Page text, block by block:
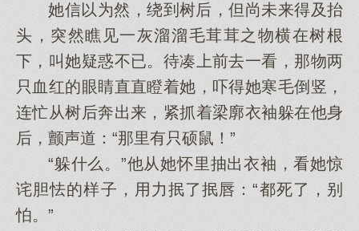
她信以为然，绕到树后，但尚未来得及抬
头，突然瞧见一灰溜溜毛茸茸之物横在树根
下，叫她疑惑不已。待凑上前去一看，那物两
只血红的眼睛直直瞪着她，吓得她寒毛倒竖，
连忙从树后奔出来，紧抓着梁廓衣袖躲在他身
后，颤声道：“那里有只硕鼠！”
“躲什么。”他从她怀里抽出衣袖，看她惊
诧胆怯的样子，用力抿了抿唇：“都死了，别
怕。”